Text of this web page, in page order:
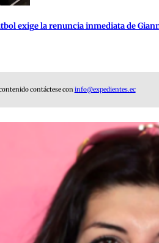
exige la renuncia inmediata de
contáctese coninfo@expedientes.ec